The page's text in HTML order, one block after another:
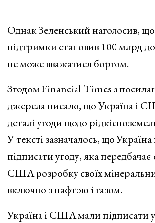
Однак Зеленський наголосив,
підтримки становив 100 млрд
не може вважатися боргом.
Згодом Financial Times з
джерела писало, що Україна і
деталі угоди щодо
У тексті зазначалось, що Україна
підписати угоду, яка передбачає
США розробку своїх
включно з нафтою і газом.
Україна і США мали підписати